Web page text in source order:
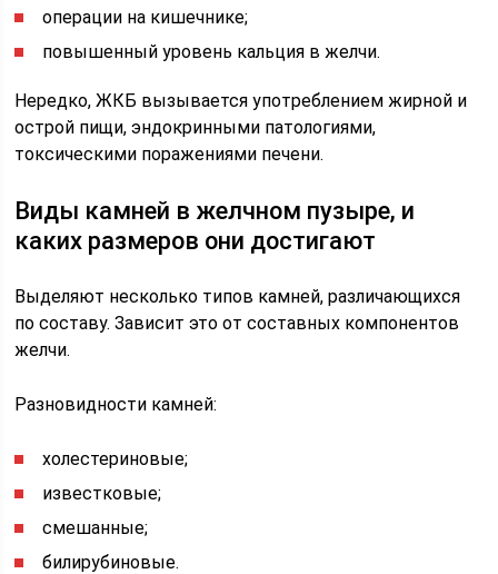
операции на кишечнике;
повышенный уровень кальция в желчи.
Нередко, ЖКБ вызывается употреблением жирной и
острой пищи, эндокринными патологиями,
токсическими поражениями печени.
Виды камней в желчном пузыре, и
каких размеров они достигают
Выделяют несколько типов камней, различающихся
по составу. Зависит это от составных компонентов
желчи.
Разновидности камней:
холестериновые;
известковые;
смешанные;
билирубиновые.